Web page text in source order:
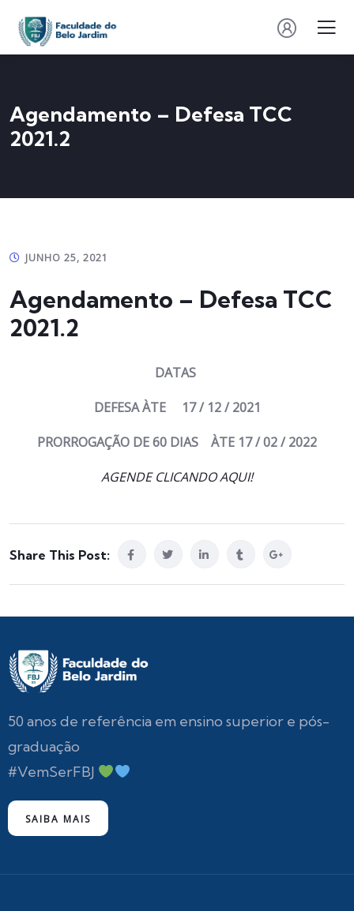
Agendamento – Defesa TCC
2021.2
JUNHO 25, 2021
Agendamento – Defesa TCC
2021.2
DATAS
DEFESA ÀTE 17 / 12 / 2021
PRORROGAÇÃO DE 60 DIAS ÀTE 17 / 02 / 2022
AGENDE CLICANDO AQUI!
Share This Post:
50 anos de referência em ensino superior e pós-
graduação
#VemSerFBJ
SAIBA MAIS